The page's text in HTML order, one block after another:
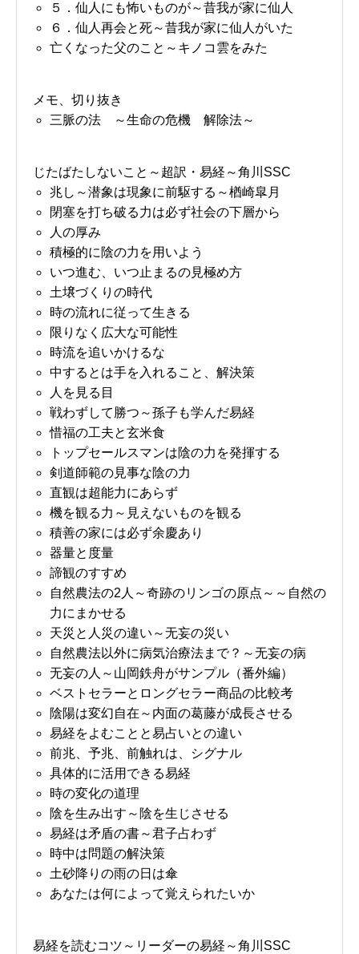
５．仙人にも怖いものが～昔我が家に仙人
６．仙人再会と死～昔我が家に仙人がいた
亡くなった父のこと～キノコ雲をみた
メモ、切り抜き
三脈の法 ～生命の危機 解除法～
じたばたしないこと～超訳・易経～角川SSC
兆し～潜象は現象に前駆する～楢崎皐月
閉塞を打ち破る力は必ず社会の下層から
人の厚み
積極的に陰の力を用いよう
いつ進む、いつ止まるの見極め方
土壌づくりの時代
時の流れに従って生きる
限りなく広大な可能性
時流を追いかけるな
中するとは手を入れること、解決策
人を見る目
戦わずして勝つ～孫子も学んだ易経
惜福の工夫と玄米食
トップセールスマンは陰の力を発揮する
剣道師範の見事な陰の力
直観は超能力にあらず
機を観る力～見えないものを観る
積善の家には必ず余慶あり
器量と度量
諦観のすすめ
自然農法の2人～奇跡のリンゴの原点～～自然の
力にまかせる
天災と人災の違い～无妄の災い
自然農法以外に病気治療法まで？～无妄の病
无妄の人～山岡鉄舟がサンプル（番外編）
ベストセラーとロングセラー商品の比較考
陰陽は変幻自在～内面の葛藤が成長させる
易経をよむことと易占いとの違い
前兆、予兆、前触れは、シグナル
具体的に活用できる易経
時の変化の道理
陰を生み出す～陰を生じさせる
易経は矛盾の書～君子占わず
時中は問題の解決策
土砂降りの雨の日は傘
あなたは何によって覚えられたいか
易経を読むコツ～リーダーの易経～角川SSC